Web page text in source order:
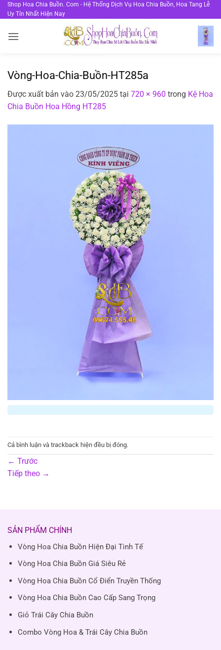
Bỏ
qua
dung
Shop Hoa Chia Buồn. Com - Hệ Thống Dịch Vụ Hoa Chia Buồn, Hoa Tang Lễ
Uy Tín Nhất Hiện Nay
Vòng-Hoa-Chia-Buồn-HT285a
Được xuất bản vào 23/05/2025 tại 720 × 960 trong Kệ Hoa
Chia Buồn Hoa Hồng HT285
Cả bình luận và trackback hiện đều bị đóng.
← Trước
Tiếp theo →
SẢN PHẨM CHÍNH
Vòng Hoa Chia Buồn Hiện Đại Tinh Tế
Vòng Hoa Chia Buồn Giá Siêu Rẻ
Vòng Hoa Chia Buồn Cổ Điển Truyền Thống
Vòng Hoa Chia Buồn Cao Cấp Sang Trọng
Giỏ Trái Cây Chia Buồn
Combo Vòng Hoa & Trái Cây Chia Buồn